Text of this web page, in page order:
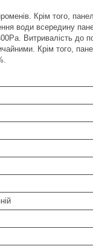
Крім того,
води всередину
Витривалість до
Крім того,